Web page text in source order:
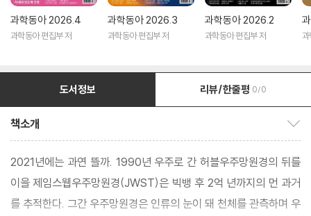
과학동아 2026.4
과학동아 편집부 저
과학동아 2026.3
과학동아 편집부 저
과학동아 2026.2
과학동아 편집부 저
도서정보 리뷰/한줄평 0/0
책소개
2021년에는 과연 뜰까. 1990년 우주로 간 허블우주망원경의 뒤를
이을 제임스웹우주망원경(JWST)은 빅뱅 후 2억 년까지의 먼 과거
를 추적한다. 그간 우주망원경은 인류의 눈이 돼 천체를 관측하며 우